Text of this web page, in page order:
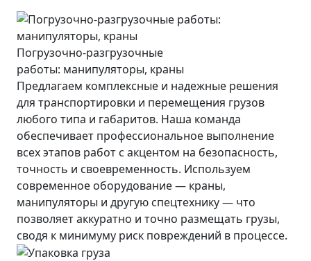
Погрузочно-разгрузочные
работы: манипуляторы, краны
Предлагаем комплексные и надежные решения
для транспортировки и перемещения грузов
любого типа и габаритов. Наша команда
обеспечивает профессиональное выполнение
всех этапов работ с акцентом на безопасность,
точность и своевременность. Используем
современное оборудование — краны,
манипуляторы и другую спецтехнику — что
позволяет аккуратно и точно размещать грузы,
сводя к минимуму риск повреждений в процессе.